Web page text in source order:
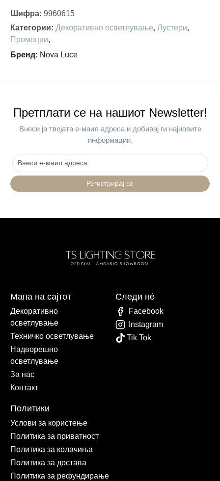
Шифра: 9960615
Категории: Декоративно осветлување, Лустери,
Промоции,
Бренд: Nova Luce
Претплати се на нашиот Newsletter!
Внеси ја твојата е-маил адреса и добивај ги најновите
информации.
Регистрирај се
Мапа на сајтот
Декоративно
осветлување
Техничко осветлување
Надворешно
осветлување
За нас
Контакт
Политики
Услови за користење
Политика за приватност
Политика за колачиња
Политика за достава
Политика за рефундирање
Следи нè
Facebook
Instagram
Tik Tok